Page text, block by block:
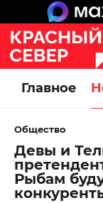
Главное
Общество
Девы и
Рыбам